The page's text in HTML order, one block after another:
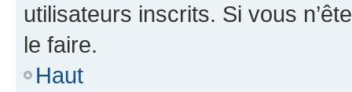
utilisateurs inscrits. Si vous
le faire.
Haut